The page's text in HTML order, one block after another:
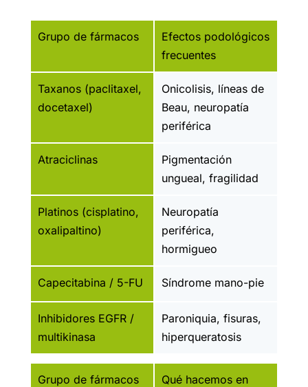
Grupo de fármacos
Taxanos (paclitaxel,
docetaxel)
Atraciclinas
Platinos (cisplatino,
oxalipaltino)
Capecitabina / 5-FU
Inhibidores EGFR /
multikinasa
Efectos podológicos
frecuentes
Onicolisis, líneas de
Beau, neuropatía
periférica
Pigmentación
ungueal, fragilidad
Neuropatía
periférica,
hormigueo
Síndrome mano-pie
Paroniquia, fisuras,
hiperqueratosis
Grupo de fármacos
Qué hacemos en